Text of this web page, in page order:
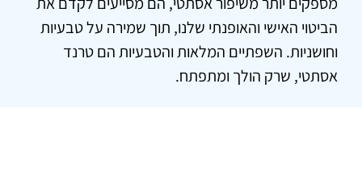
הביטוי האישי והאופנתי שלנו, תוך שמירה על טבעיות
וחושניות. השפתיים המלאות והטבעיות הם טרנד
אסתטי, שרק הולך ומתפתח.